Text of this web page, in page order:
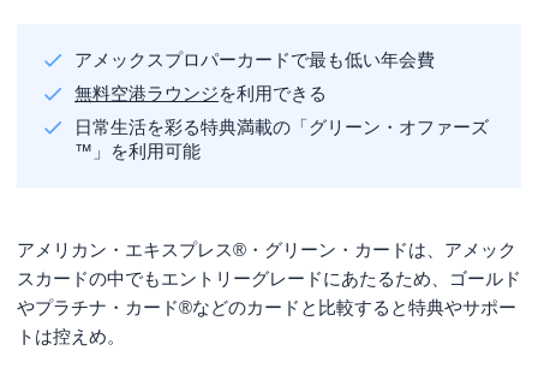
アメックスプロパーカードで最も低い年会費
無料空港ラウンジを利用できる
日常生活を彩る特典満載の「グリーン・オファーズ
™」を利用可能
アメリカン・エキスプレス®・グリーン・カードは、アメック
スカードの中でもエントリーグレードにあたるため、ゴールド
やプラチナ・カード®などのカードと比較すると特典やサポー
トは控えめ。